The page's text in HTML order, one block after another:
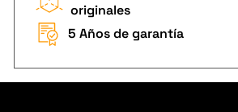
originales
5 Años de garantía